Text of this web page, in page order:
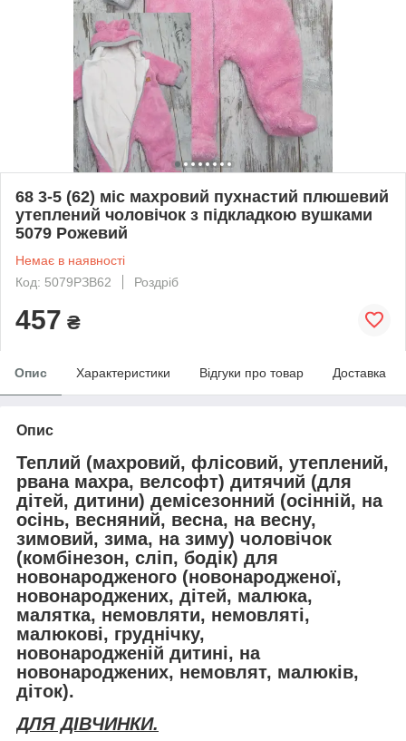
68 3-5 (62) міс махровий пухнастий плюшевий
утеплений чоловічок з підкладкою вушками
5079 Рожевий
Немає в наявності
Код: 5079РЗВ62
Роздріб
457 ₴
Опис Характеристики Відгуки про товар Доставка
Опис
Теплий (махровий, флісовий, утеплений,
рвана махра, велсофт) дитячий (для
дітей, дитини) демісезонний (осінній, на
осінь, весняний, весна, на весну,
зимовий, зима, на зиму) чоловічок
(комбінезон, сліп, бодік) для
новонародженого (новонародженої,
новонароджених, дітей, малюка,
малятка, немовляти, немовляті,
малюкові, груднічку,
новонародженій дитині, на
новонароджених, немовлят, малюків,
діток).
ДЛЯ ДІВЧИНКИ.